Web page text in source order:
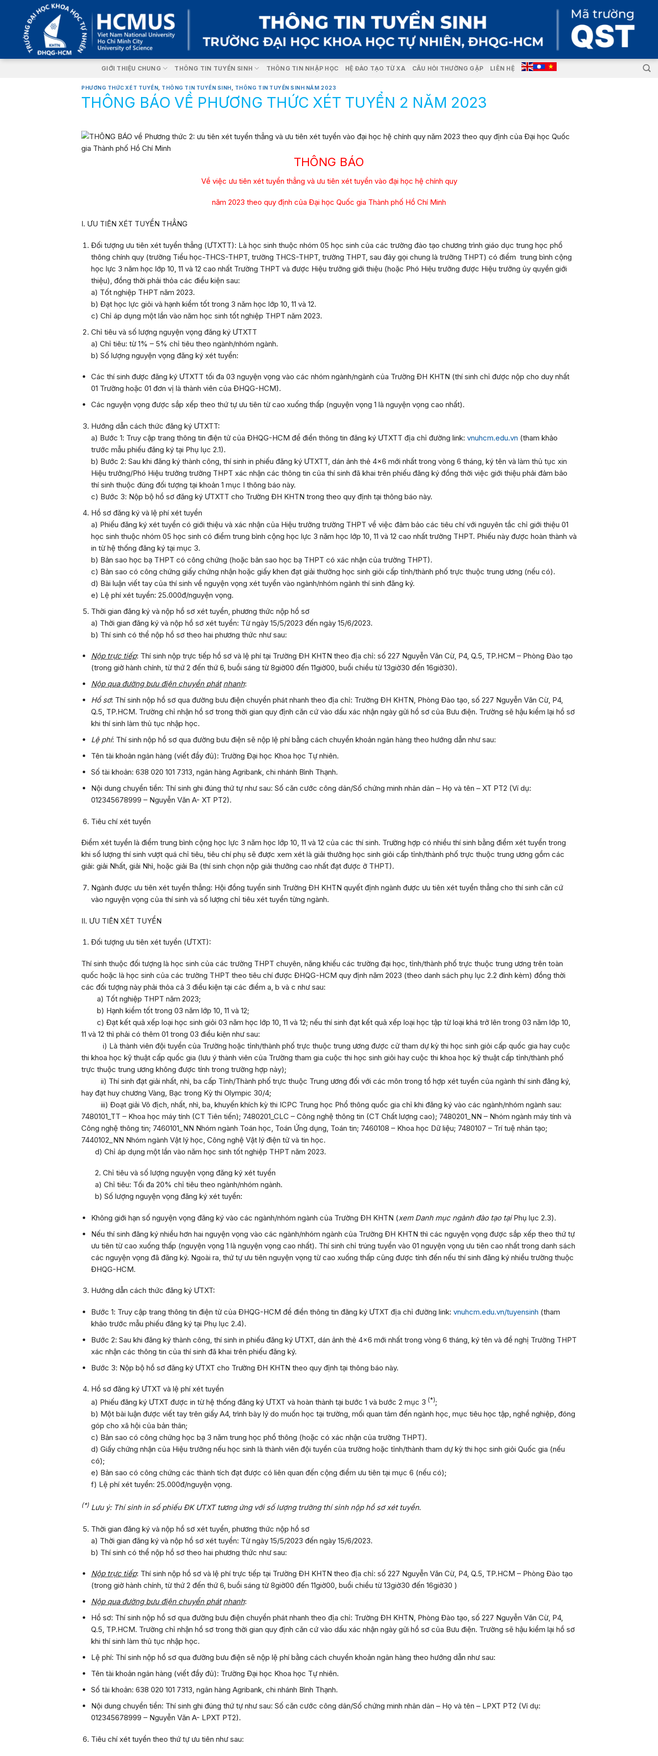
content
GIỚI THIỆU CHUNG THÔNG TIN TUYỂN SINH THÔNG TIN NHẬP HỌC HỆ ĐÀO TẠO TỪ XA CÂU HỎI THƯỜNG GẶP LIÊN HỆ
PHƯƠNG THỨC XÉT TUYỂN, THÔNG TIN TUYỂN SINH, THÔNG TIN TUYỂN SINH NĂM 2023
THÔNG BÁO VỀ PHƯƠNG THỨC XÉT TUYỂN 2 NĂM 2023
THÔNG BÁO
Về việc ưu tiên xét tuyển thẳng và ưu tiên xét tuyển vào đại học hệ chính quy
năm 2023 theo quy định của Đại học Quốc gia Thành phố Hồ Chí Minh
I. ƯU TIÊN XÉT TUYỂN THẲNG
Đối tượng ưu tiên xét tuyển thẳng (ƯTXTT): Là học sinh thuộc nhóm 05 học sinh của các trường đào tạo chương trình giáo dục trung học phổ
thông chính quy (trường Tiểu học-THCS-THPT, trường THCS-THPT, trường THPT, sau đây gọi chung là trường THPT) có điểm trung bình cộng
học lực 3 năm học lớp 10, 11 và 12 cao nhất Trường THPT và được Hiệu trưởng giới thiệu (hoặc Phó Hiệu trưởng được Hiệu trưởng ủy quyền giới
thiệu), đồng thời phải thỏa các điều kiện sau:
a) Tốt nghiệp THPT năm 2023.
b) Đạt học lực giỏi và hạnh kiểm tốt trong 3 năm học lớp 10, 11 và 12.
c) Chỉ áp dụng một lần vào năm học sinh tốt nghiệp THPT năm 2023.
Chỉ tiêu và số lượng nguyện vọng đăng ký ƯTXTT
a) Chỉ tiêu: từ 1% – 5% chỉ tiêu theo ngành/nhóm ngành.
b) Số lượng nguyện vọng đăng ký xét tuyển:
Các thí sinh được đăng ký ƯTXTT tối đa 03 nguyện vọng vào các nhóm ngành/ngành của Trường ĐH KHTN (thí sinh chỉ được nộp cho duy nhất
01 Trường hoặc 01 đơn vị là thành viên của ĐHQG-HCM).
Các nguyện vọng được sắp xếp theo thứ tự ưu tiên từ cao xuống thấp (nguyện vọng 1 là nguyện vọng cao nhất).
Hướng dẫn cách thức đăng ký ƯTXTT:
a) Bước 1: Truy cập trang thông tin điện tử của ĐHQG-HCM để điền thông tin đăng ký ƯTXTT địa chỉ đường link: vnuhcm.edu.vn (tham khảo
trước mẫu phiếu đăng ký tại Phụ lục 2.1).
b) Bước 2: Sau khi đăng ký thành công, thí sinh in phiếu đăng ký ƯTXTT, dán ảnh thẻ 4×6 mới nhất trong vòng 6 tháng, ký tên và làm thủ tục xin
Hiệu trưởng/Phó Hiệu trưởng trường THPT xác nhận các thông tin của thí sinh đã khai trên phiếu đăng ký đồng thời việc giới thiệu phải đảm bảo
thí sinh thuộc đúng đối tượng tại khoản 1 mục I thông báo này.
c) Bước 3: Nộp bộ hồ sơ đăng ký ƯTXTT cho Trường ĐH KHTN trong theo quy định tại thông báo này.
Hồ sơ đăng ký và lệ phí xét tuyển
a) Phiếu đăng ký xét tuyển có giới thiệu và xác nhận của Hiệu trưởng trường THPT về việc đảm bảo các tiêu chí với nguyên tắc chỉ giới thiệu 01
học sinh thuộc nhóm 05 học sinh có điểm trung bình cộng học lực 3 năm học lớp 10, 11 và 12 cao nhất trường THPT. Phiếu này được hoàn thành và
in từ hệ thống đăng ký tại mục 3.
b) Bản sao học bạ THPT có công chứng (hoặc bản sao học bạ THPT có xác nhận của trường THPT).
c) Bản sao có công chứng giấy chứng nhận hoặc giấy khen đạt giải thưởng học sinh giỏi cấp tỉnh/thành phố trực thuộc trung ương (nếu có).
d) Bài luận viết tay của thí sinh về nguyện vọng xét tuyển vào ngành/nhóm ngành thí sinh đăng ký.
e) Lệ phí xét tuyển: 25.000đ/nguyện vọng.
Thời gian đăng ký và nộp hồ sơ xét tuyển, phương thức nộp hồ sơ
a) Thời gian đăng ký và nộp hồ sơ xét tuyển: Từ ngày 15/5/2023 đến ngày 15/6/2023.
b) Thí sinh có thể nộp hồ sơ theo hai phương thức như sau:
Nộp trực tiếp: Thí sinh nộp trực tiếp hồ sơ và lệ phí tại Trường ĐH KHTN theo địa chỉ: số 227 Nguyễn Văn Cừ, P4, Q.5, TP.HCM – Phòng Đào tạo
(trong giờ hành chính, từ thứ 2 đến thứ 6, buổi sáng từ 8giờ00 đến 11giờ00, buổi chiều từ 13giờ30 đến 16giờ30).
Nộpqua đường bưu điện chuyển phát nhanh:
Hồ sơ: Thí sinh nộp hồ sơ qua đường bưu điện chuyển phát nhanh theo địa chỉ: Trường ĐH KHTN, Phòng Đào tạo, số 227 Nguyễn Văn Cừ, P4,
Q.5, TP.HCM. Trường chỉ nhận hồ sơ trong thời gian quy định căn cứ vào dấu xác nhận ngày gửi hồ sơ của Bưu điện. Trường sẽ hậu kiểm lại hồ sơ
khi thí sinh làm thủ tục nhập học.
Lệ phí: Thí sinh nộp hồ sơ qua đường bưu điện sẽ nộp lệ phí bằng cách chuyển khoản ngân hàng theo hướng dẫn như sau:
Tên tài khoản ngân hàng (viết đầy đủ): Trường Đại học Khoa học Tự nhiên.
Số tài khoản: 638 020 101 7313, ngân hàng Agribank, chi nhánh Bình Thạnh.
Nội dung chuyển tiền: Thí sinh ghi đúng thứ tự như sau: Số căn cước công dân/Số chứng minh nhân dân – Họ và tên – XT PT2 (Ví dụ:
012345678999 – Nguyễn Văn A- XT PT2).
Tiêu chí xét tuyển
Điểm xét tuyển là điểm trung bình cộng học lực 3 năm học lớp 10, 11 và 12 của các thí sinh. Trường hợp có nhiều thí sinh bằng điểm xét tuyển trong
khi số lượng thí sinh vượt quá chỉ tiêu, tiêu chí phụ sẽ được xem xét là giải thưởng học sinh giỏi cấp tỉnh/thành phố trực thuộc trung ương gồm các
giải: giải Nhất, giải Nhì, hoặc giải Ba (thí sinh chọn nộp giải thưởng cao nhất đạt được ở THPT).
Ngành được ưu tiên xét tuyển thẳng: Hội đồng tuyển sinh Trường ĐH KHTN quyết định ngành được ưu tiên xét tuyển thẳng cho thí sinh căn cứ
vào nguyện vọng của thí sinh và số lượng chỉ tiêu xét tuyển từng ngành.
II. ƯU TIÊN XÉT TUYỂN
Đối tượng ưu tiên xét tuyển (ƯTXT):
Thí sinh thuộc đối tượng là học sinh của các trường THPT chuyên, năng khiếu các trường đại học, tỉnh/thành phố trực thuộc trung ương trên toàn
quốc hoặc là học sinh của các trường THPT theo tiêu chí được ĐHQG-HCM quy định năm 2023 (theo danh sáchphụ lục 2.2 đính kèm) đồng thời
các đối tượng này phải thỏa cả 3 điều kiện tại các điểm a, b và c như sau:
a) Tốt nghiệp THPT năm 2023;
b) Hạnh kiểm tốt trong 03 năm lớp 10, 11 và 12;
c) Đạt kết quả xếp loại học sinh giỏi 03 năm học lớp 10, 11 và 12; nếu thí sinh đạt kết quả xếp loại học tập từ loại khá trở lên trong 03 năm lớp 10,
11 và 12 thì phải có thêm 01 trong 03 điều kiện như sau:
i) Là thành viên đội tuyển của Trường hoặc tỉnh/thành phố trực thuộc trung ương được cử tham dự kỳ thi học sinh giỏi cấp quốc gia hay cuộc
thi khoa học kỹ thuật cấp quốc gia (lưu ý thành viên của Trường tham gia cuộc thi học sinh giỏi hay cuộc thi khoa học kỹ thuật cấp tỉnh/thành phố
trực thuộc trung ương không được tính trong trường hợp này);
ii) Thí sinh đạt giải nhất, nhì, ba cấp Tỉnh/Thành phố trực thuộc Trung ương đối với các môn trong tổ hợp xét tuyển của ngành thí sinh đăng ký,
hay đạt huy chương Vàng, Bạc trong Kỳ thi Olympic 30/4;
iii) Đoạt giải Vô địch, nhất, nhì, ba, khuyến khích kỳ thi ICPC Trung học Phổ thông quốc gia chỉ khi đăng ký vào các ngành/nhóm ngành sau:
7480101_TT – Khoa học máy tính (CT Tiên tiến); 7480201_CLC – Công nghệ thông tin (CT Chất lượng cao); 7480201_NN – Nhóm ngành máy tính và
Công nghệ thông tin; 7460101_NN Nhóm ngành Toán học, Toán Ứng dụng, Toán tin; 7460108 – Khoa học Dữ liệu; 7480107 – Trí tuệ nhân tạo;
7440102_NN Nhóm ngành Vật lý học, Công nghệ Vật lý điện tử và tin học.
d) Chỉ áp dụng một lần vào năm học sinh tốt nghiệp THPT năm 2023.
2. Chỉ tiêu và số lượng nguyện vọng đăng ký xét tuyển
a) Chỉ tiêu: Tối đa 20% chỉ tiêu theo ngành/nhóm ngành.
b) Số lượng nguyện vọng đăng ký xét tuyển:
Không giới hạn số nguyện vọng đăng ký vào các ngành/nhóm ngành của Trường ĐH KHTN (xem Danh mục ngành đào tạo tạiPhụ lục 2.3).
Nếu thí sinh đăng ký nhiều hơn hai nguyện vọng vào các ngành/nhóm ngành của Trường ĐH KHTN thì các nguyện vọng được sắp xếp theo thứ tự
ưu tiên từ cao xuống thấp (nguyện vọng 1 là nguyện vọng cao nhất). Thí sinh chỉ trúng tuyển vào 01 nguyện vọng ưu tiên cao nhất trong danh sách
các nguyện vọng đã đăng ký. Ngoài ra, thứ tự ưu tiên nguyện vọng từ cao xuống thấp cũng được tính đến nếu thí sinh đăng ký nhiều trường thuộc
ĐHQG-HCM.
Hướng dẫn cách thức đăng ký ƯTXT:
Bước 1: Truy cập trang thông tin điện tử của ĐHQG-HCM để điền thông tin đăng ký ƯTXT địa chỉ đường link: vnuhcm.edu.vn/tuyensinh (tham
khảo trước mẫu phiếu đăng ký tại Phụ lục 2.4).
Bước 2: Sau khi đăng ký thành công, thí sinh in phiếu đăng ký ƯTXT, dán ảnh thẻ 4×6 mới nhất trong vòng 6 tháng, ký tên và đề nghị Trường THPT
xác nhận các thông tin của thí sinh đã khai trên phiếu đăng ký.
Bước 3: Nộp bộ hồ sơ đăng ký ƯTXT cho Trường ĐH KHTN theo quy định tại thông báo này.
Hồ sơ đăng ký ƯTXT và lệ phí xét tuyển
a) Phiếu đăng ký ƯTXT được in từ hệ thống đăng ký ƯTXT và hoàn thành tại bước 1 và bước 2 mục 3 (*);
b) Một bài luận được viết tay trên giấy A4, trình bày lý do muốn học tại trường, mối quan tâm đến ngành học, mục tiêu học tập, nghề nghiệp, đóng
góp cho xã hội của bản thân;
c) Bản sao có công chứng học bạ 3 năm trung học phổ thông (hoặc có xác nhận của trường THPT).
d) Giấy chứng nhận của Hiệu trưởng nếu học sinh là thành viên đội tuyển của trường hoặc tỉnh/thành tham dự kỳ thi học sinh giỏi Quốc gia (nếu
có);
e) Bản sao có công chứng các thành tích đạt được có liên quan đến cộng điểm ưu tiên tại mục 6 (nếu có);
f) Lệ phí xét tuyển: 25.000đ/nguyện vọng.
(*) Lưu ý: Thí sinh in số phiếu ĐK ƯTXT tương ứng với số lượng trườngthí sinh nộp hồ sơ xét tuyển.
Thời gian đăng ký và nộp hồ sơ xét tuyển, phương thức nộp hồ sơ
a) Thời gian đăng ký và nộp hồ sơ xét tuyển: Từ ngày 15/5/2023 đến ngày 15/6/2023.
b) Thí sinh có thể nộp hồ sơ theo hai phương thức như sau:
Nộp trực tiếp: Thí sinh nộp hồ sơ và lệ phí trực tiếp tại Trường ĐH KHTN theo địa chỉ: số 227 Nguyễn Văn Cừ, P4, Q.5, TP.HCM – Phòng Đào tạo
(trong giờ hành chính, từ thứ 2 đến thứ 6, buổi sáng từ 8giờ00 đến 11giờ00, buổi chiều từ 13giờ30 đến 16giờ30 )
Nộpqua đường bưu điện chuyển phát nhanh:
Hồ sơ: Thí sinh nộp hồ sơ qua đường bưu điện chuyển phát nhanh theo địa chỉ: Trường ĐH KHTN, Phòng Đào tạo, số 227 Nguyễn Văn Cừ, P4,
Q.5, TP.HCM. Trường chỉ nhận hồ sơ trong thời gian quy định căn cứ vào dấu xác nhận ngày gửi hồ sơ của Bưu điện. Trường sẽ hậu kiểm lại hồ sơ
khi thí sinh làm thủ tục nhập học.
Lệ phí: Thí sinh nộp hồ sơ qua đường bưu điện sẽ nộp lệ phí bằng cách chuyển khoản ngân hàng theo hướng dẫn như sau:
Tên tài khoản ngân hàng (viết đầy đủ): Trường Đại học Khoa học Tự nhiên.
Số tài khoản: 638 020 101 7313, ngân hàng Agribank, chi nhánh Bình Thạnh.
Nội dung chuyển tiền: Thí sinh ghi đúng thứ tự như sau: Số căn cước công dân/Số chứng minh nhân dân – Họ và tên – LPXT PT2 (Ví dụ:
012345678999 – Nguyễn Văn A- LPXT PT2).
Tiêu chí xét tuyển theo thứ tự ưu tiên như sau: